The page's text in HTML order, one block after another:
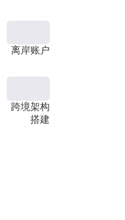
离岸账户
跨境架构
搭建